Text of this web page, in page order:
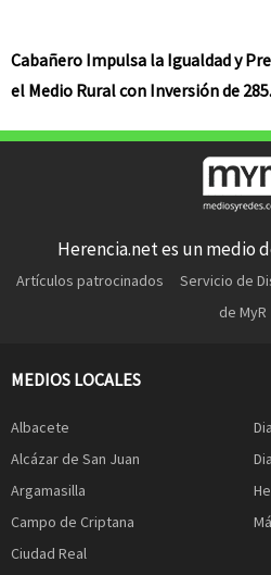
Cabañero Impulsa la Igualdad y
el Medio Rural con Inversión de
Herencia.net es un medio
Artículos patrocinados Servicio de
de MyR
MEDIOS LOCALES
Albacete
Alcázar de San Juan
Argamasilla
Campo de Criptana
Ciudad Real